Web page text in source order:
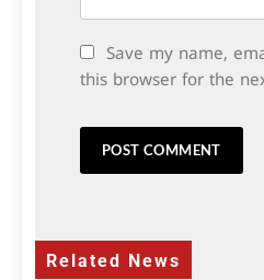
Save my name,
this browser for the
Related News